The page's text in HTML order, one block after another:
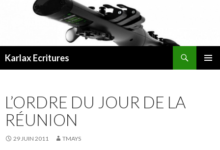
Karlax Ecritures
L’ORDRE DU JOUR DE LA
RÉUNION
29 JUIN 2011 TMAYS